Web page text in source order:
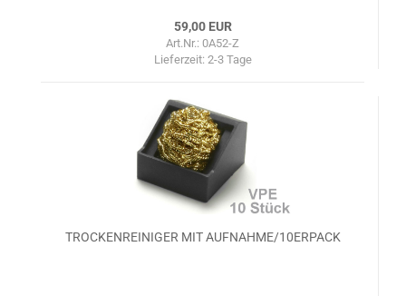
59,00 EUR
Art.Nr.: 0A52-Z
Lieferzeit: 2-3 Tage
TROCKENREINIGER MIT AUFNAHME/10ERPACK